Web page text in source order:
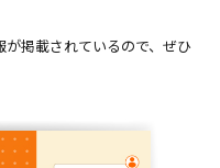
掲載されているので、ぜひ